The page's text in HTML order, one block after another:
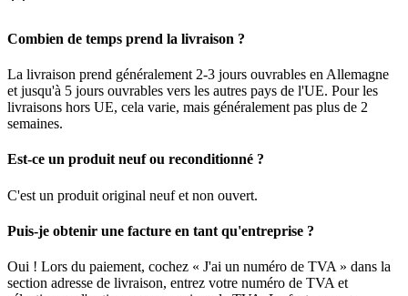
Combien de temps prend la livraison ?
La livraison prend généralement 2-3 jours ouvrables en Allemagne
et jusqu'à 5 jours ouvrables vers les autres pays de l'UE. Pour les
livraisons hors UE, cela varie, mais généralement pas plus de 2
semaines.
Est-ce un produit neuf ou reconditionné ?
C'est un produit original neuf et non ouvert.
Puis-je obtenir une facture en tant qu'entreprise ?
Oui ! Lors du paiement, cochez « J'ai un numéro de TVA » dans la
section adresse de livraison, entrez votre numéro de TVA et